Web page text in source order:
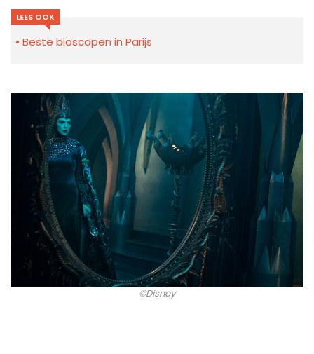
LEES OOK
Beste bioscopen in Parijs
©Disney